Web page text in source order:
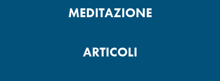
MEDITAZIONE
ARTICOLI